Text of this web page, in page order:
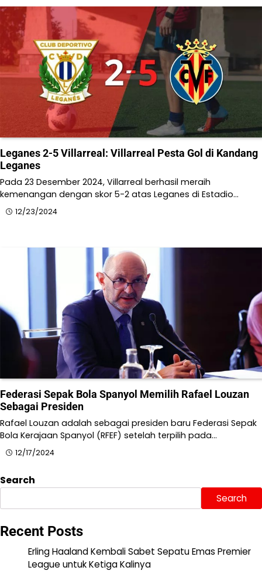
Leganes 2-5 Villarreal: Villarreal Pesta Gol di Kandang
Leganes
Pada 23 Desember 2024, Villarreal berhasil meraih
kemenangan dengan skor 5-2 atas Leganes di Estadio…
12/23/2024
Federasi Sepak Bola Spanyol Memilih Rafael Louzan
Sebagai Presiden
Rafael Louzan adalah sebagai presiden baru Federasi Sepak
Bola Kerajaan Spanyol (RFEF) setelah terpilih pada…
12/17/2024
Search
Search
Recent Posts
Erling Haaland Kembali Sabet Sepatu Emas Premier
League untuk Ketiga Kalinya